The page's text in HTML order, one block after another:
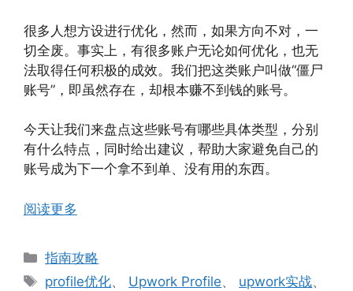
很多人想方设进行优化，然而，如果方向不对，一
切全废。事实上，有很多账户无论如何优化，也无
法取得任何积极的成效。我们把这类账户叫做“僵尸
账号”，即虽然存在，却根本赚不到钱的账号。
今天让我们来盘点这些账号有哪些具体类型，分别
有什么特点，同时给出建议，帮助大家避免自己的
账号成为下一个拿不到单、没有用的东西。
阅读更多
分
指南攻略
标
profile优化、 Upwork Profile、 upwork实战、